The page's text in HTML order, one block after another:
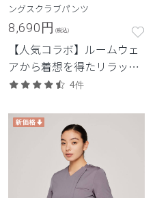
ングスクラブパンツ
8,690円 (税込)
【人気コラボ】ルームウェ
アから着想を得たリラック
ス感のあるデザイン。
4件